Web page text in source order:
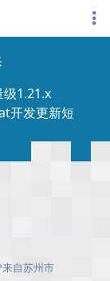
1.21.x
开发更新短
来自苏州市